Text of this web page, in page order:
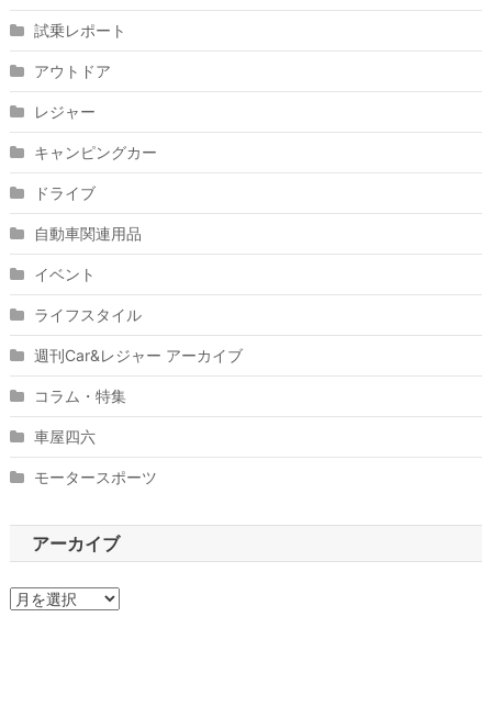
試乗レポート
アウトドア
レジャー
キャンピングカー
ドライブ
自動車関連用品
イベント
ライフスタイル
週刊Car&レジャー アーカイブ
コラム・特集
車屋四六
モータースポーツ
アーカイブ
ア